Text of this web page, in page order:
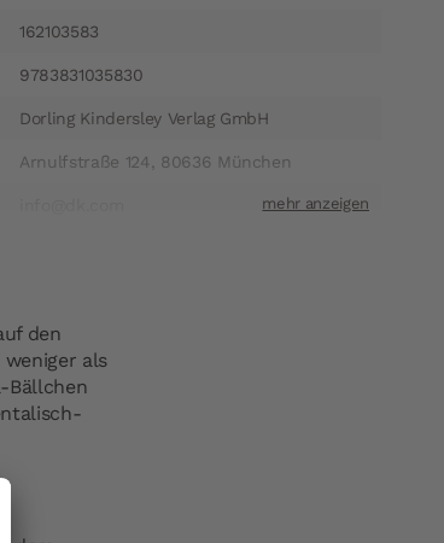
162103583
9783831035830
Dorling Kindersley Verlag GmbH
Arnulfstraße 124, 80636 München
den
weniger als
Bällchen